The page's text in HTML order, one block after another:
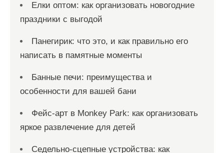
Елки оптом: как организовать новогодние
праздники с выгодой
Панегирик: что это, и как правильно его
написать в памятные моменты
Банные печи: преимущества и
особенности для вашей бани
Фейс-арт в Monkey Park: как организовать
яркое развлечение для детей
Седельно-сцепные устройства: как